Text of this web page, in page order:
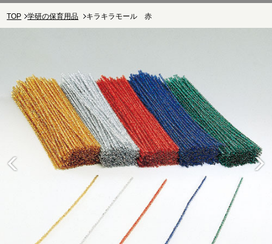
TOP 学研の保育用品 キラキラモール 赤